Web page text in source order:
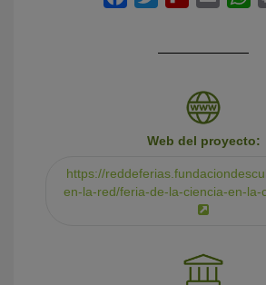
Web del proyecto:
https://
en-la-red/feria-de-la-ciencia-en-la-